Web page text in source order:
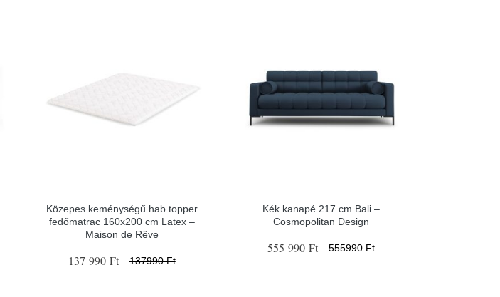
Közepes keménységű hab topper
fedőmatrac 160x200 cm Latex –
Maison de Rêve
137 990 Ft 137990 Ft
Kék kanapé 217 cm Bali –
Cosmopolitan Design
555 990 Ft 555990 Ft